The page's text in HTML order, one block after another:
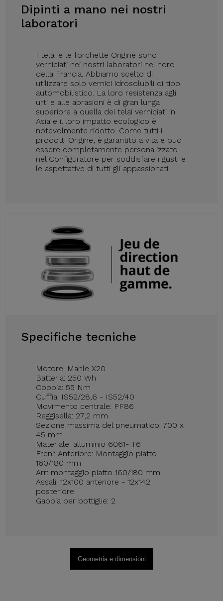
Dipinti a mano nei nostri
laboratori
I telai e le forchette Origine sono
verniciati nei nostri laboratori nel nord
della Francia. Abbiamo scelto di
utilizzare solo vernici idrosolubili di tipo
automobilistico. La loro resistenza agli
urti e alle abrasioni è di gran lunga
superiore a quella dei telai verniciati in
Asia e il loro impatto ecologico è
notevolmente ridotto. Come tutti i
prodotti Origine, è garantito a vita e può
essere completamente personalizzato
nel Configuratore per soddisfare i gusti e
le aspettative di tutti gli appassionati.
Specifiche tecniche
Motore: Mahle X20
Batteria: 250 Wh
Coppia: 55 Nm
Cuffia: IS52/28,6 - IS52/40
Movimento centrale: PF86
Reggisella: 27,2 mm
Sezione massima del pneumatico: 700 x
45 mm
Materiale: alluminio 6061- T6
Freni: Anteriore: Montaggio piatto
160/180 mm
Arr: montaggio piatto 160/180 mm
Assali: 12x100 anteriore - 12x142
posteriore
Gabbia per bottiglie: 2
Geometria e dimensioni